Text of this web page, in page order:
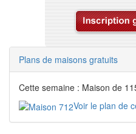
Plans de maisons gratuits
Cette semaine : Maison de
Voir le plan de